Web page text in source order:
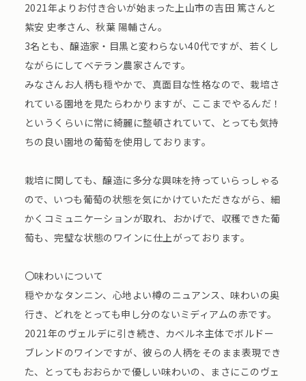
2021年よりお付き合いが始まった上山市の吉田 篤さんと
紫安 史孝さん、秋葉 陽輔さん。
3名とも、醸造家・目黒と変わらない40代ですが、若くし
ながらにしてベテラン農家さんです。
みなさんお人柄も穏やかで、真面目な性格なので、栽培さ
れている園地を見たらわかりますが、ここまでやるんだ！
というくらいに常に綺麗に整頓されていて、とっても気持
ちの良い園地の葡萄を使用しております。
栽培に関しても、醸造に多分な興味を持っていらっしゃる
ので、いつも葡萄の状態を気にかけていただきながら、細
かくコミュニケーションが取れ、おかげで、収穫できた葡
萄も、完璧な状態のワインに仕上がっております。
〇味わいについて
穏やかなタンニン、心地よい樽のニュアンス、味わいの奥
行き、どれをとっても申し分のないミディアムの赤です。
2021年のヴェルデに引き続き、カベルネ主体でボルドー
ブレンドのワインですが、彼らの人柄をそのまま表現でき
た、とってもおおらかで優しい味わいの、まさにこのヴェ